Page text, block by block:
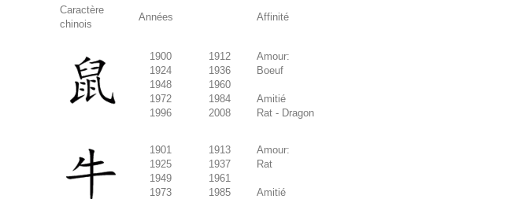
Caractère
chinois
Années Affinité
1900
1924
1948
1972
1996
1912
1936
1960
1984
2008
Amour:
Boeuf
Amitié
Rat - Dragon
1901
1925
1949
1973
1913
1937
1961
1985
Amour:
Rat
Amitié